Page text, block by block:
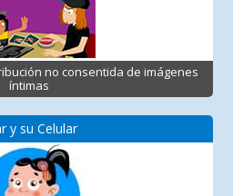
no consentida de imágenes
íntimas
y su Celular